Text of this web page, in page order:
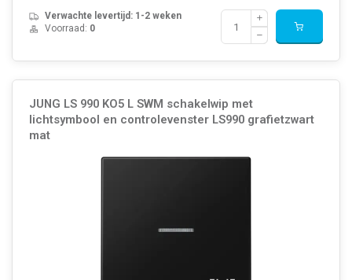
Verwachte levertijd: 1-2 weken
Voorraad: 0
JUNG LS 990 KO5 L SWM schakelwip met
lichtsymbool en controlevenster LS990 grafietzwart
mat